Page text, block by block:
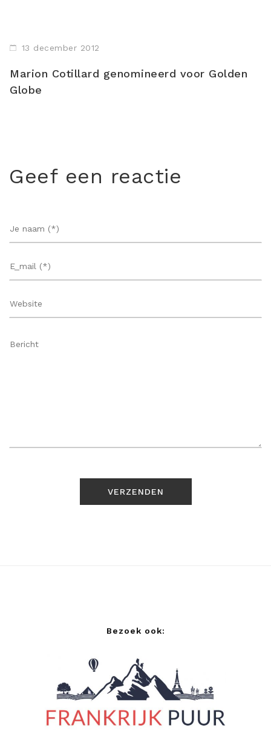
13 december 2012
Marion Cotillard genomineerd voor Golden
Globe
Geef een reactie
Bezoek ook: